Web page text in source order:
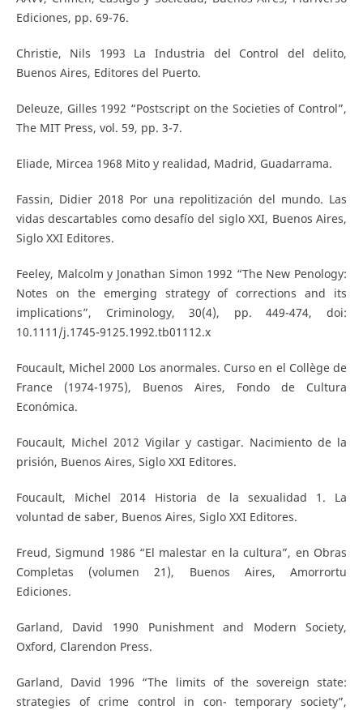
Ediciones, pp. 69-76.
Christie, Nils 1993 La Industria del Control del delito,
Buenos Aires, Editores del Puerto.
Deleuze, Gilles 1992 “Postscript on the Societies of Control”,
The MIT Press, vol. 59, pp. 3-7.
Eliade, Mircea 1968 Mito y realidad, Madrid, Guadarrama.
Fassin, Didier 2018 Por una repolitización del mundo. Las
vidas descartables como desafío del siglo XXI, Buenos Aires,
Siglo XXI Editores.
Feeley, Malcolm y Jonathan Simon 1992 “The New Penology:
Notes on the emerging strategy of corrections and its
implications”, Criminology, 30(4), pp. 449-474, doi:
10.1111/j.1745-9125.1992.tb01112.x
Foucault, Michel 2000 Los anormales. Curso en el Collège de
France (1974-1975), Buenos Aires, Fondo de Cultura
Económica.
Foucault, Michel 2012 Vigilar y castigar. Nacimiento de la
prisión, Buenos Aires, Siglo XXI Editores.
Foucault, Michel 2014 Historia de la sexualidad 1. La
voluntad de saber, Buenos Aires, Siglo XXI Editores.
Freud, Sigmund 1986 “El malestar en la cultura”, en Obras
Completas (volumen 21), Buenos Aires, Amorrortu
Ediciones.
Garland, David 1990 Punishment and Modern Society,
Oxford, Clarendon Press.
Garland, David 1996 “The limits of the sovereign state:
strategies of crime control in con- temporary society”,